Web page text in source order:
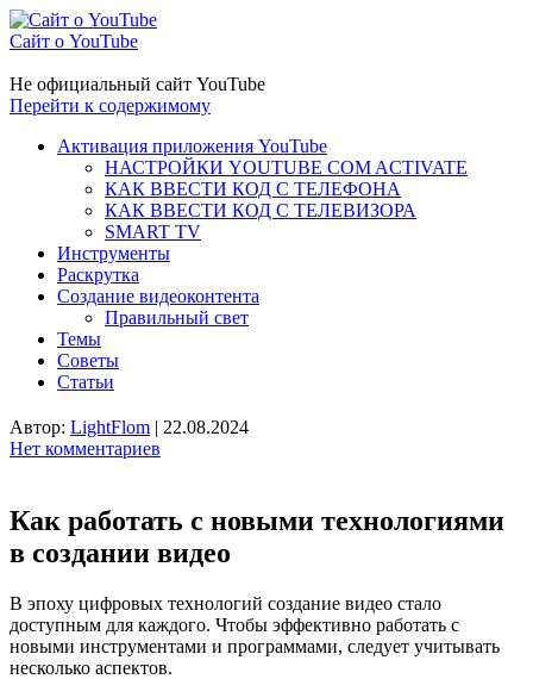
Сайт о YouTube
Не официальный сайт YouTube
Перейти к содержимому
Активация приложения YouTube
НАСТРОЙКИ YOUTUBE COM ACTIVATE
КАК ВВЕСТИ КОД С ТЕЛЕФОНА
КАК ВВЕСТИ КОД С ТЕЛЕВИЗОРА
SMART TV
Инструменты
Раскрутка
Создание видеоконтента
Правильный свет
Темы
Советы
Статьи
Автор: LightFlom | 22.08.2024
Нет комментариев
Как работать с новыми технологиями
в создании видео
В эпоху цифровых технологий создание видео стало
доступным для каждого. Чтобы эффективно работать с
новыми инструментами и программами, следует учитывать
несколько аспектов.